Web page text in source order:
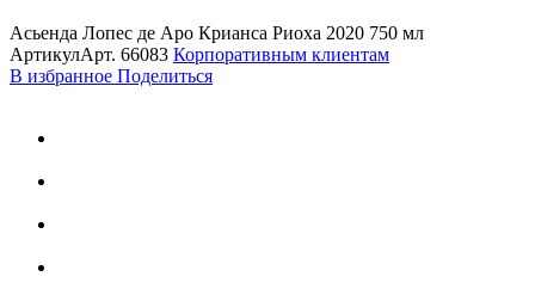
Асьенда Лопес де Аро Крианса Риоха 2020 750 мл
АртикулАрт. 66083 Корпоративным клиентам
В избранное Поделиться